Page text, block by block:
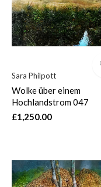
Sara Philpott
Wolke über einem
Hochlandstrom 047
£1,250.00